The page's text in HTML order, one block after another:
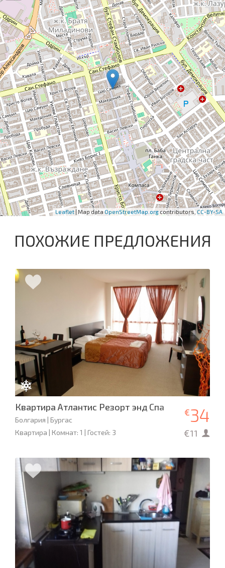
Leaflet | Map dataOpenStreetMap.org contributors,CC-BY-SA
ПОХОЖИЕ ПРЕДЛОЖЕНИЯ
Квартира Атлантис Резорт энд Спа
Болгария | Бургас
Квартира | Комнат: 1 | Гостей: 3
€34
€11